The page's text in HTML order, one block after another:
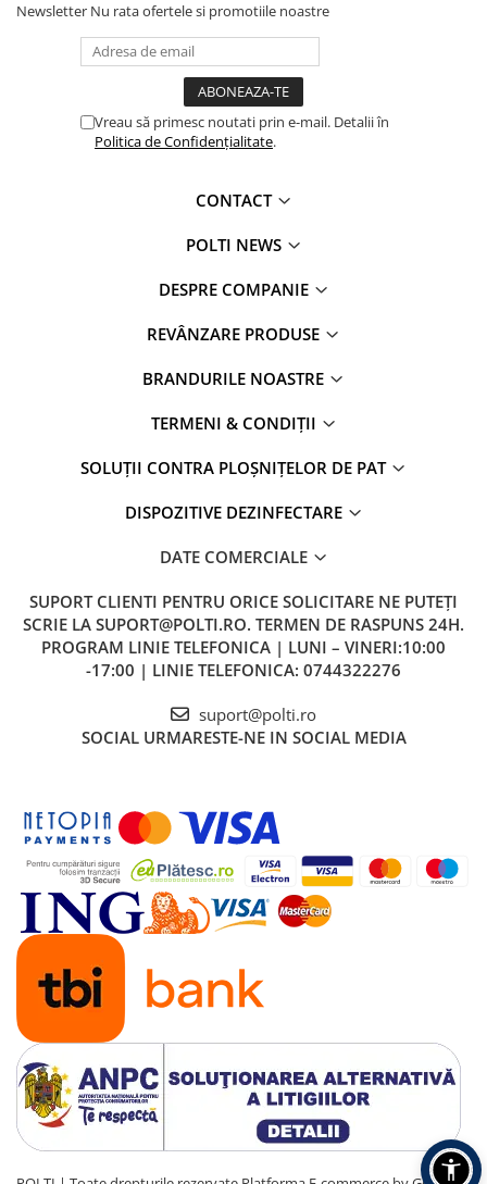
Newsletter Nu rata ofertele si promotiile noastre
Vreau să primesc noutati prin e-mail. Detalii în
Politica de Confidențialitate.
CONTACT
POLTI NEWS
DESPRE COMPANIE
REVÂNZARE PRODUSE
BRANDURILE NOASTRE
TERMENI & CONDIȚII
SOLUȚII CONTRA PLOȘNIȚELOR DE PAT
DISPOZITIVE DEZINFECTARE
DATE COMERCIALE
SUPORT CLIENTI PENTRU ORICE SOLICITARE NE PUTEȚI
SCRIE LA SUPORT@POLTI.RO. TERMEN DE RASPUNS 24H.
PROGRAM LINIE TELEFONICA | LUNI – VINERI:10:00
-17:00 | LINIE TELEFONICA: 0744322276
suport@polti.ro
SOCIAL URMARESTE-NE IN SOCIAL MEDIA